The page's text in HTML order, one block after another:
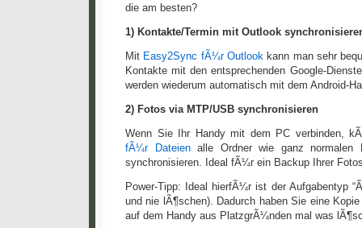
die am besten?
1) Kontakte/Termin mit Outlook
Mit Easy2Sync fÃ¼r Outlookkann man sehr
Kontakte mit den entsprechenden Google-
werden wiederum automatisch mit dem Android-
2) Fotos via MTP/USB synchronisieren
Wenn Sie Ihr Handy mit dem PC verbinden,
fÃ¼r Dateienalle Ordner wie ganz normalen
synchronisieren. Ideal fÃ¼r ein Backup Ihrer
Power-Tipp: Ideal hierfÃ¼r ist der Aufgabentyp
und nie lÃ¶schen). Dadurch haben Sie eine
auf dem Handy aus PlatzgrÃ¼nden mal was